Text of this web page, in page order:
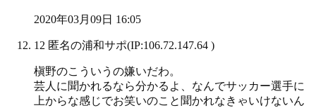
2020年03月09日 16:05
12 匿名の浦和サポ(IP:106.72.147.64 )
槇野のこういうの嫌いだわ。
芸人に聞かれるなら分かるよ、なんでサッカー選手に
上からな感じでお笑いのこと聞かれなきゃいけないん